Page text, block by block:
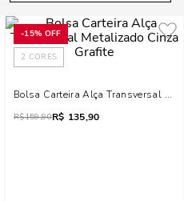
-15% OFF
2 CORES
Bolsa Carteira Alça Transversal
R$159,90R$ 135,90